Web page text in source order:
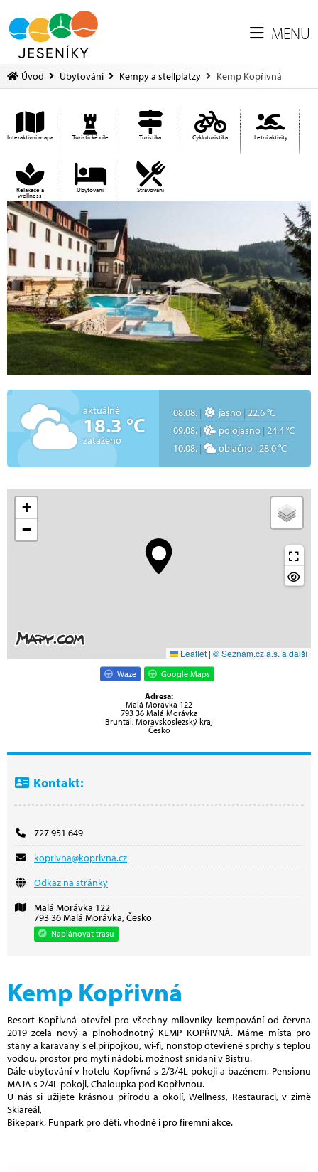
MENU
Úvod Ubytování Kempy a stellplatzy Kemp Kopřivná
Interaktivní mapa Turistické cíle Turistika Cykloturistika Letní aktivity
Relaxace a
wellness
Ubytování Stravování
aktuálně
18.3 °C
zataženo
08.08. | jasno | 22.6 °C
09.08. | polojasno | 24.4 °C
10.08. | oblačno | 28.0 °C
+
−
Leaflet | © Seznam.cz a.s. a další
Waze Google Maps
Adresa:
Malá Morávka 122
793 36 Malá Morávka
Bruntál, Moravskoslezský kraj
Česko
Kontakt:
727 951 649
koprivna@koprivna.cz
Odkaz na stránky
Malá Morávka 122
793 36 Malá Morávka, Česko
Naplánovat trasu
Kemp Kopřivná
Resort Kopřivná otevřel pro všechny milovníky kempování od června
2019 zcela nový a plnohodnotný KEMP KOPŘIVNÁ. Máme místa pro
stany a karavany s el.přípojkou, wi-fi, nonstop otevřené sprchy s teplou
vodou, prostor pro mytí nádobí, možnost snídaní v Bistru.
Dále ubytování v hotelu Kopřivná s 2/3/4L pokoji a bazénem, Pensionu
MAJA s 2/4L pokoji, Chaloupka pod Kopřivnou.
U nás si užijete krásnou přírodu a okolí, Wellness, Restauraci, v zimě
Skiareál,
Bikepark, Funpark pro děti, vhodné i pro firemní akce.